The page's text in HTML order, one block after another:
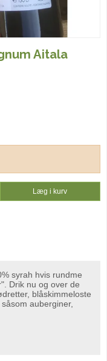
Aitala
Læg i kurv
syrah hvis rundme
Drik nu og over de
blåskimmeloste
auberginer,